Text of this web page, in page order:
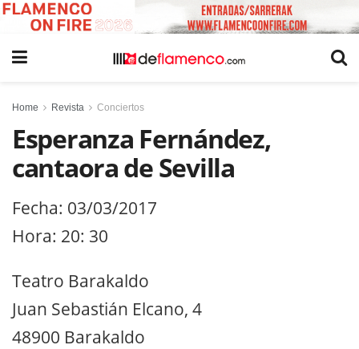
Home Revista Conciertos
Esperanza Fernández,
cantaora de Sevilla
Fecha: 03/03/2017
Hora: 20: 30
Teatro Barakaldo
Juan Sebastián Elcano, 4
48900 Barakaldo